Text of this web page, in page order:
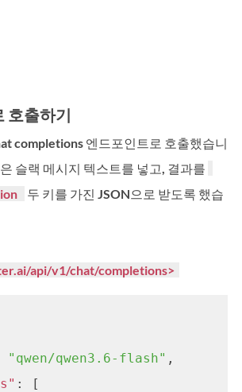
호출하기
completions 엔드포인트로 호출했습니
슬랙 메시지 텍스트를 넣고, 결과를
두 키를 가진 JSON으로 받도록 했습
api/v1/chat/completions>
"qwen/qwen3.6-flash" ,
: [